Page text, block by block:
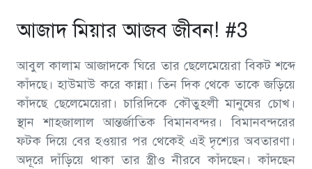
আজাদ মিয়ার আজব জীবন! #3
আবুল কালাম আজাদকে ঘিরে তার ছেলেমেয়েরা বিকট শব্দে
কাঁদছে। হাউমাউ করে কান্না। তিন দিক থেকে তাকে জড়িয়ে
কাঁদছে ছেলেমেয়েরা। চারিদিকে কৌতুহলী মানুষের চোখ।
স্থান শাহজালাল আন্তর্জাতিক বিমানবন্দর। বিমানবন্দরের
ফটক দিয়ে বের হওয়ার পর থেকেই এই দৃশ্যের অবতারণা।
অদূরে দাঁড়িয়ে থাকা তার স্ত্রীও নীরবে কাঁদছেন। কাঁদছেন